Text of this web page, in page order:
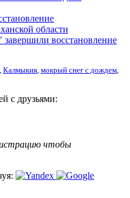
области
восстановление
Калмыкия мокрый снег с дождем
с друзьями:
чтобы